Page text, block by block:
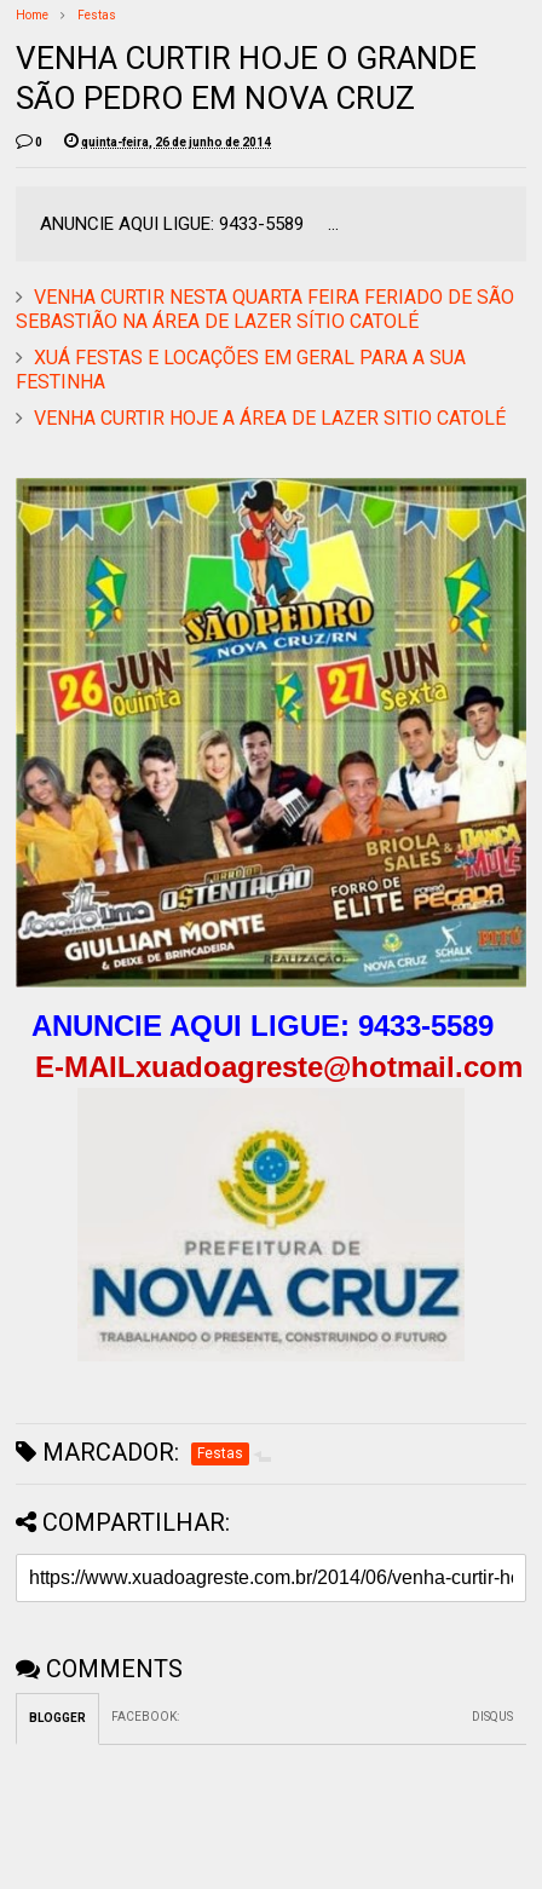
Home Festas
VENHA CURTIR HOJE O GRANDE
SÃO PEDRO EM NOVA CRUZ
0 quinta-feira, 26 de junho de 2014
ANUNCIE AQUI LIGUE: 9433-5589 ...
VENHA CURTIR NESTA QUARTA FEIRA FERIADO DE SÃO
SEBASTIÃO NA ÁREA DE LAZER SÍTIO CATOLÉ
XUÁ FESTAS E LOCAÇÕES EM GERAL PARA A SUA
FESTINHA
VENHA CURTIR HOJE A ÁREA DE LAZER SITIO CATOLÉ
ANUNCIE AQUI LIGUE: 9433-5589
E-MAILxuadoagreste@hotmail.com
MARCADOR: Festas
COMPARTILHAR:
COMMENTS
BLOGGER FACEBOOK: DISQUS